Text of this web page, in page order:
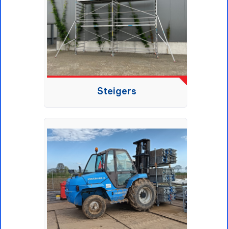
Steigers